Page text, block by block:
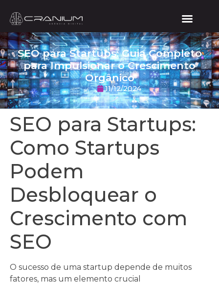
SEO para Startups: Guia Completo
para Impulsionar o Crescimento
Orgânico
11/12/2024
SEO para Startups:
Como Startups
Podem
Desbloquear o
Crescimento com
SEO
O sucesso de uma startup depende de muitos
fatores, mas um elemento crucial